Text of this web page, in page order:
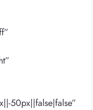
50px||false|false”